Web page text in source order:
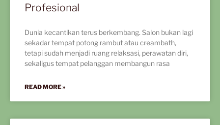
Profesional
Dunia kecantikan terus berkembang. Salon bukan lagi
sekadar tempat potong rambut atau creambath,
tetapi sudah menjadi ruang relaksasi, perawatan diri,
sekaligus tempat pelanggan membangun rasa
READ MORE »